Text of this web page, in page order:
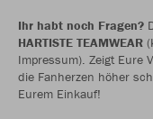
Ihr habt noch Fragen?
HARTISTE TEAMWEAR
Impressum). Zeigt Eure
die Fanherzen höher
Eurem Einkauf!